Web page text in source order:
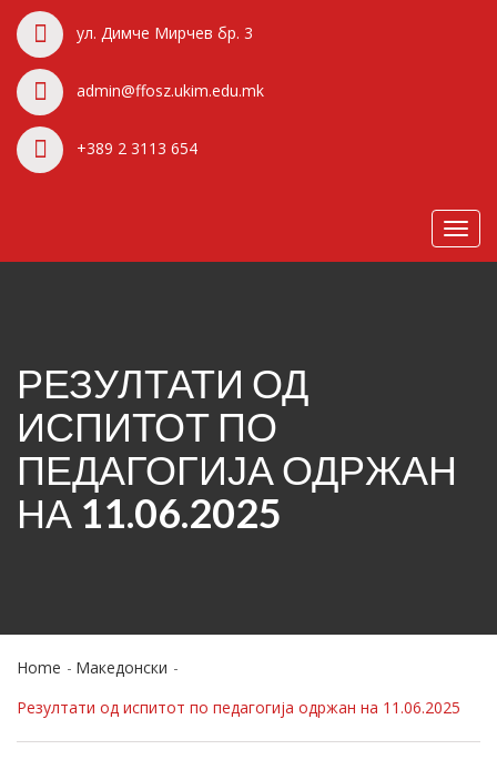
ул. Димче Мирчев бр. 3
admin@ffosz.ukim.edu.mk
+389 2 3113 654
РЕЗУЛТАТИ ОД
ИСПИТОТ ПО
ПЕДАГОГИЈА ОДРЖАН
НА 11.06.2025
Home
Македонски
Резултати од испитот по педагогија одржан на 11.06.2025